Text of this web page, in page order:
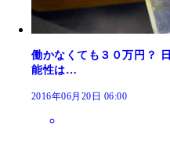
働かなくても３０万円？
能性は…
2016年06月20日 06:00